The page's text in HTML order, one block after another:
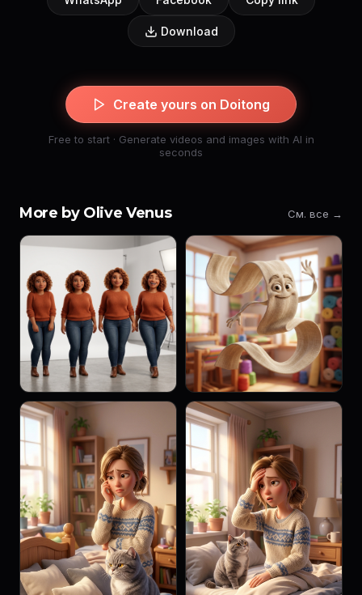
Download
Create yours on Doitong
Free to start · Generate videos and images with AI in
seconds
More by Olive Venus См. все →